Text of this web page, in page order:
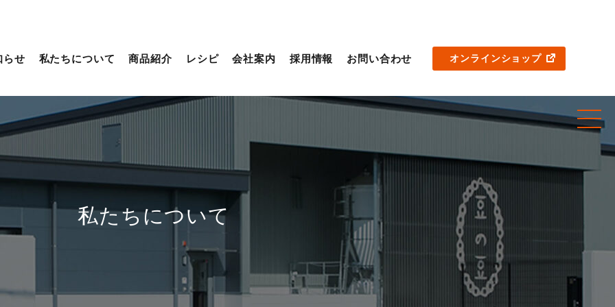
らせ 私たちについて 商品紹介 レシピ 会社案内 採用情報 お問い合わせ オンラインショップ
私たちについて
商品紹介
会社案内
私たちについて